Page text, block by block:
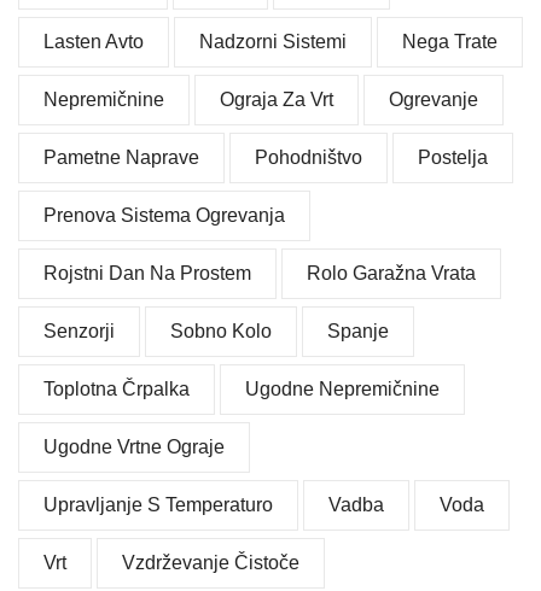
Lasten Avto Nadzorni Sistemi Nega Trate
Nepremičnine Ograja Za Vrt Ogrevanje
Pametne Naprave Pohodništvo Postelja
Prenova Sistema Ogrevanja
Rojstni Dan Na Prostem Rolo Garažna Vrata
Senzorji Sobno Kolo Spanje
Toplotna Črpalka Ugodne Nepremičnine
Ugodne Vrtne Ograje
Upravljanje S Temperaturo Vadba Voda
Vrt Vzdrževanje Čistoče